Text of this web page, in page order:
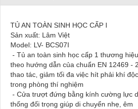
TỦ AN TOÀN SINH HỌC CẤP I
Sản xuất: Lâm Việt
Model: LV- BCS07I
- Tủ an toàn sinh học cấp 1 thương
theo hướng dẫn của chuẩn EN 12469 -
thao tác, giảm tối đa việc hít phải khí
trong phòng thí nghiệm
- Cửa trượt đứng bằng kính cường lực
thống đối trọng giúp di chuyển nhẹ, êm